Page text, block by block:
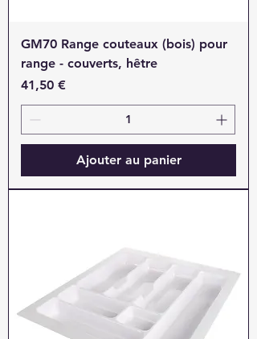
GM70 Range couteaux (bois) pour
range - couverts, hêtre
Prix
41,50 €
Ajouter au panier